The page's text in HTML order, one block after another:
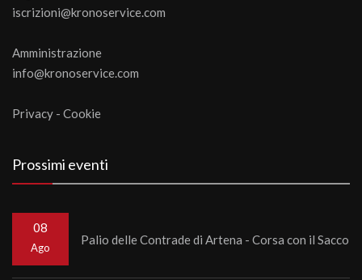
iscrizioni@kronoservice.com
Amministrazione
info@kronoservice.com
Privacy - Cookie
Prossimi eventi
08
Ago
Palio delle Contrade di Artena - Corsa con il Sacco